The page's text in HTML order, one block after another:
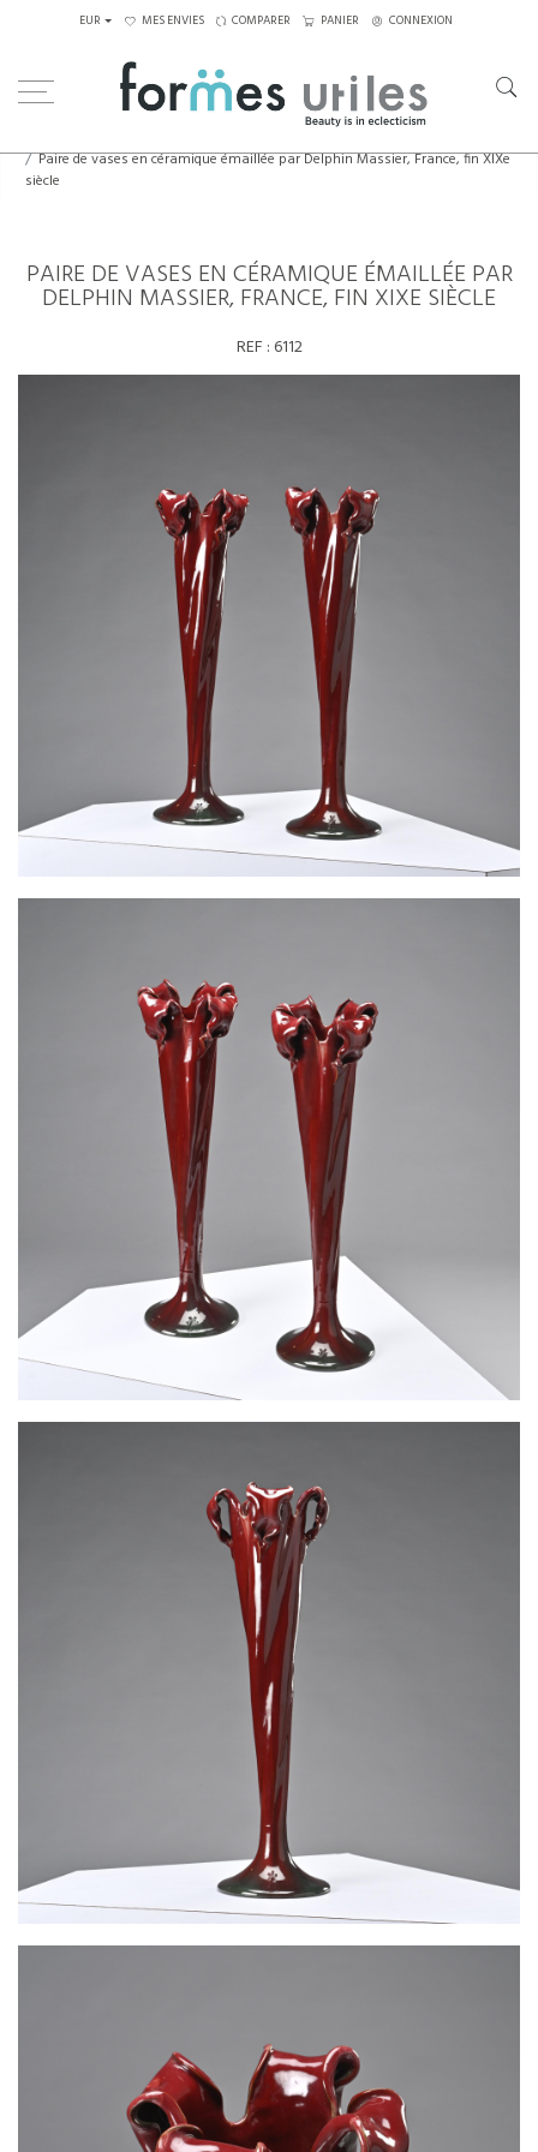
EUR MES ENVIES COMPARER PANIER CONNEXION
Paire de vases en céramique émaillée par Delphin Massier, France, fin XIXe
siècle
PAIRE DE VASES EN CÉRAMIQUE ÉMAILLÉE PAR
DELPHIN MASSIER, FRANCE, FIN XIXE SIÈCLE
REF : 6112